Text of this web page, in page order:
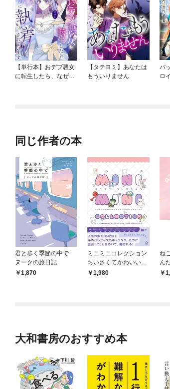
【単行本】おデブ悪女
に転生したら、なぜか
【タテヨミ】あなたは
もういりません
バ
ロ
同じ作者の本
君と歩く季節の中で
ヌークの旅日記
1,870
ミニミニコレクション
ちいさくてかわいいキ
ャラクターたちのイラ
1,980
ね
ん
大和書房のおすすめ本